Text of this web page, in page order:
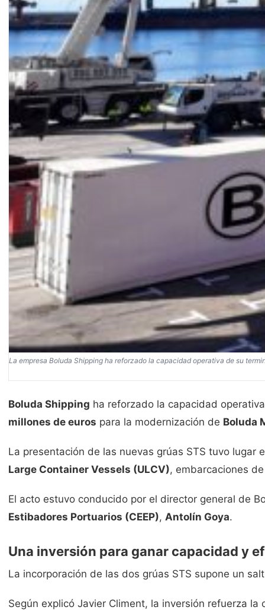
La empresa Boluda Shipping ha reforzado la capacidad operativa de su
Boluda Shipping ha reforzado la capacidad
millones de euros para la modernización de Boluda
La presentación de las nuevas grúas STS tuvo
Large Container Vessels (ULCV), embarcaciones
El acto estuvo conducido por el director general de
Estibadores Portuarios (CEEP), Antolín Goya.
Una inversión para ganar capacidad y
La incorporación de las dos grúas STS supone un
Según explicó Javier Climent, la inversión refuerza